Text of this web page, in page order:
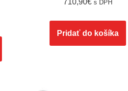
710,90€ s DPH
Pridať do košíka